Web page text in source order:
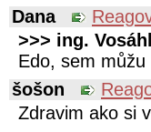
Dana
>>> ing.
Edo, sem
šošon
Zdravim ako si